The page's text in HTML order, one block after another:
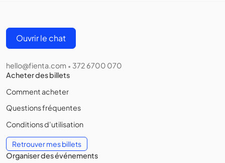
Ouvrir le chat
hello@fienta.com • 372 6700 070
Acheter des billets
Comment acheter
Questions fréquentes
Conditions d'utilisation
Retrouver mes billets
Organiser des événements